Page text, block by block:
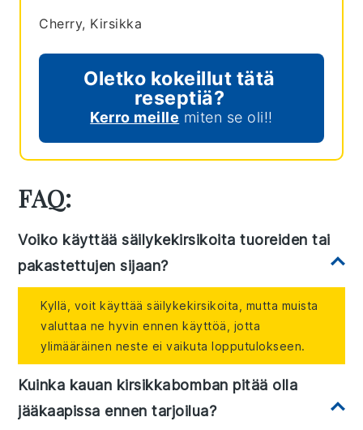
Cherry, Kirsikka
Oletko kokeillut tätä
reseptiä?
Kerro meille miten se oli!!
FAQ:
Voiko käyttää säilykekirsikoita tuoreiden tai
pakastettujen sijaan?
Kyllä, voit käyttää säilykekirsikoita, mutta muista
valuttaa ne hyvin ennen käyttöä, jotta
ylimääräinen neste ei vaikuta lopputulokseen.
Kuinka kauan kirsikkabomban pitää olla
jääkaapissa ennen tarjoilua?